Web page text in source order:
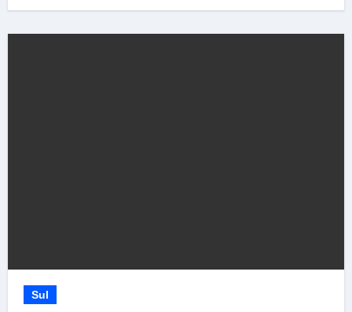
Sul